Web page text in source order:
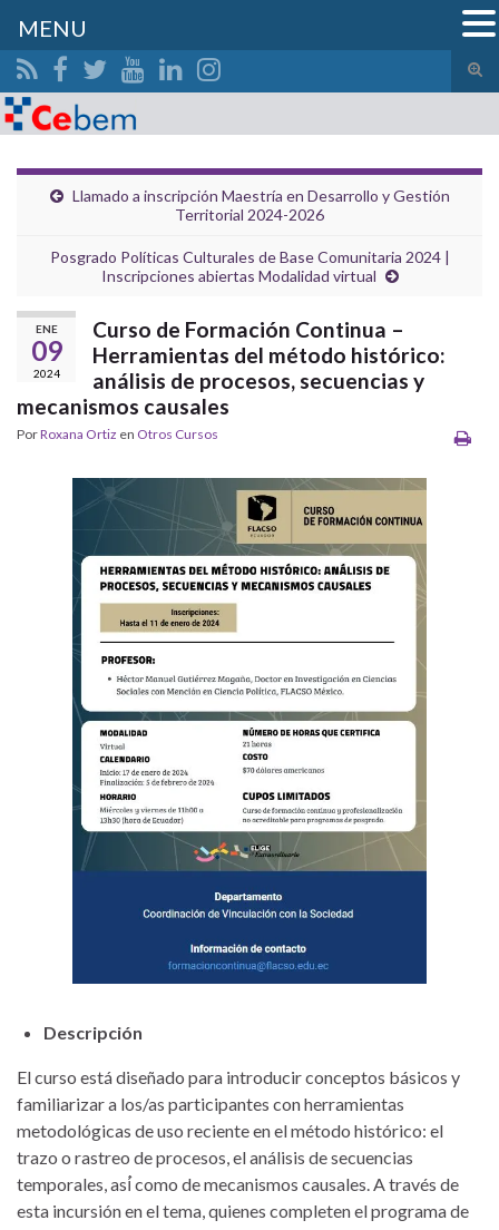
el
Search for:
Llamado a inscripción Maestría en Desarrollo y Gestión
Territorial 2024-2026
Posgrado Políticas Culturales de Base Comunitaria 2024 |
Inscripciones abiertas Modalidad virtual
ENE
09
2024
Curso de Formación Continua –
Herramientas del método histórico:
análisis de procesos, secuencias y
mecanismos causales
PorRoxana Ortiz en Otros Cursos
Descripción
El curso está diseñado para introducir conceptos básicos y
familiarizar a los/as participantes con herramientas
metodológicas de uso reciente en el método histórico: el
trazo o rastreo de procesos, el análisis de secuencias
temporales, así́ como de mecanismos causales. A través de
esta incursión en el tema, quienes completen el programa de
MENU